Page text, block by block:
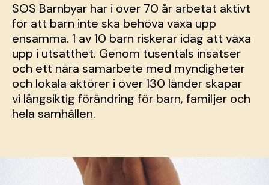
SOS Barnbyar har i över 70 år arbetat aktivt
för att barn inte ska behöva växa upp
ensamma. 1 av 10 barn riskerar idag att växa
upp i utsatthet. Genom tusentals insatser
och ett nära samarbete med myndigheter
och lokala aktörer i över 130 länder skapar
vi långsiktig förändring för barn, familjer och
hela samhällen.